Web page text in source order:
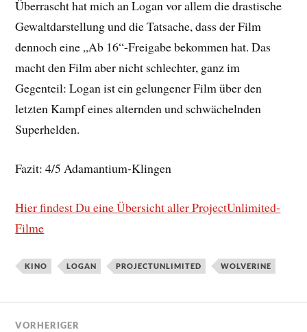
Überrascht hat mich an Logan vor allem die drastische
Gewaltdarstellung und die Tatsache, dass der Film
dennoch eine „Ab 16“-Freigabe bekommen hat. Das
macht den Film aber nicht schlechter, ganz im
Gegenteil: Logan ist ein gelungener Film über den
letzten Kampf eines alternden und schwächelnden
Superhelden.
Fazit: 4/5 Adamantium-Klingen
Hier findest Du eine Übersicht aller ProjectUnlimited-
Filme
KINO LOGAN PROJECTUNLIMITED WOLVERINE
VORHERIGER